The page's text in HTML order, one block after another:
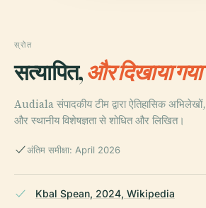
स्रोत
सत्यापित,और दिखाया
Audiala संपादकीय टीम द्वारा ऐतिहासिक
और स्थानीय विशेषज्ञता से शोधित और लिखित।
अंतिम समीक्षा: April 2026
Kbal Spean, 2024, Wikipedia